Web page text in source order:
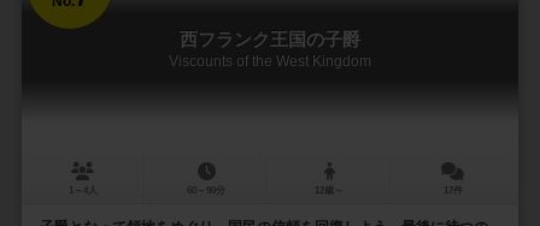
西フランク王国の子爵
Viscounts of the West Kingdom
1～4人 60～90分 12歳～ 17件